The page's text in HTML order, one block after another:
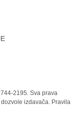
2195. Sva prava
izdavača. Pravila